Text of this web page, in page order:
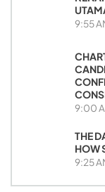
9:55
9:00
THE
HOW
9:25